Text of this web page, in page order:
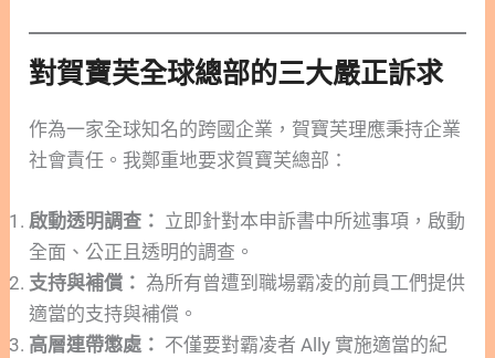
對賀寶芙全球總部的三大嚴正訴求
作為一家全球知名的跨國企業，賀寶芙理應秉持企業
社會責任。我鄭重地要求賀寶芙總部：
啟動透明調查： 立即針對本申訴書中所述事項，啟動
全面、公正且透明的調查。
支持與補償： 為所有曾遭到職場霸凌的前員工們提供
適當的支持與補償。
高層連帶懲處： 不僅要對霸凌者 Ally 實施適當的紀